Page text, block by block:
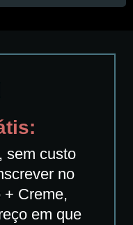
sem custo
no
+ Creme,
em que